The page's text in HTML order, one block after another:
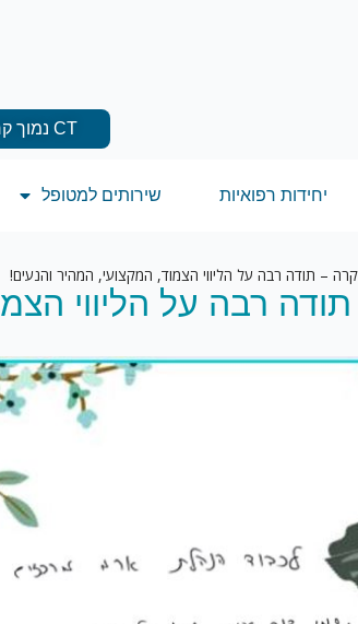
CT נמוך קרינה
יחידות רפואיות שירותים למטופל
– תודה רבה על הליווי הצמוד, המקצועי, המהיר והנעים!
רבה על הליווי